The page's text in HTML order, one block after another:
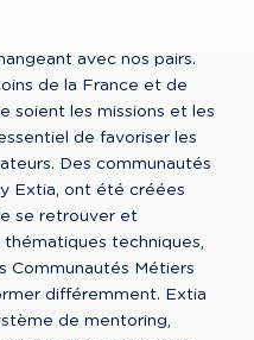
avec nos pairs.
de la France et de
soient les missions et les
de favoriser les
Des communautés
Extia, ont été créées
se retrouver et
thématiques techniques,
Communautés Métiers
différemment. Extia
de mentoring,